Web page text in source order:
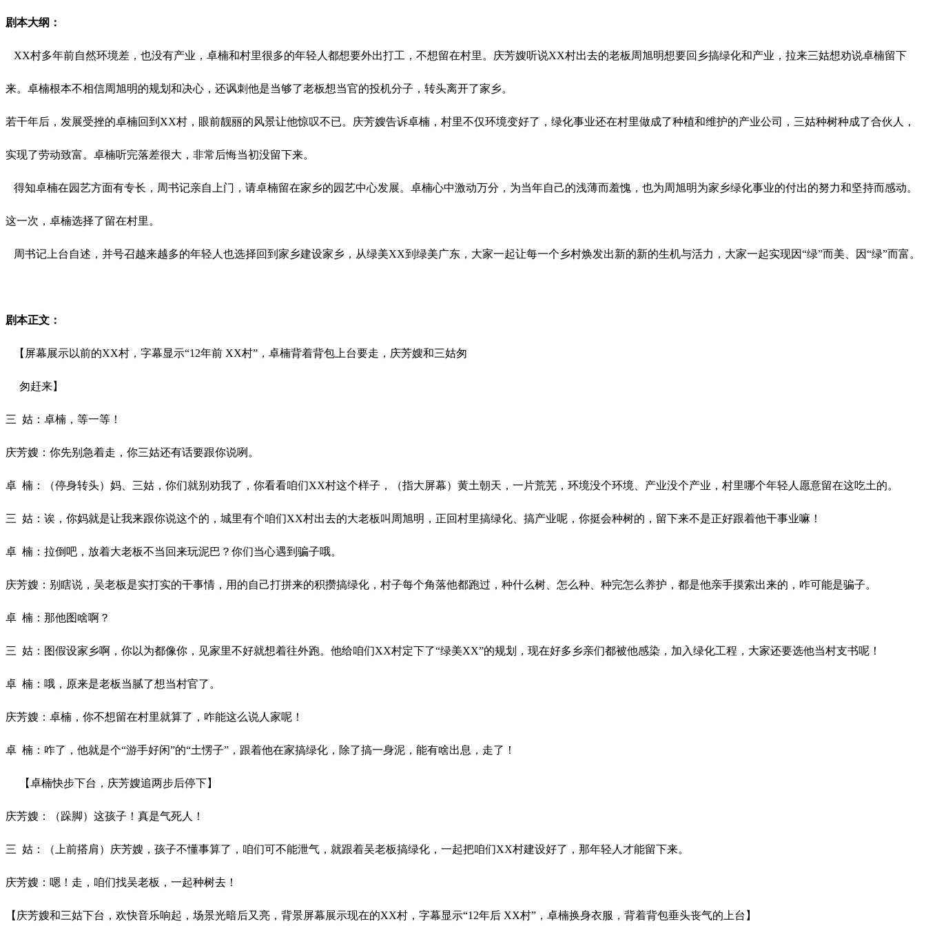
剧本大纲：
XX村多年前自然环境差，也没有产业，卓楠和村里很多的年轻人都想要外出打工，不想留在村里。庆芳嫂听说XX村出去的老板周旭明想要回乡搞绿化和产业，拉来三姑想劝说卓楠留下
来。卓楠根本不相信周旭明的规划和决心，还讽刺他是当够了老板想当官的投机分子，转头离开了家乡。
若干年后，发展受挫的卓楠回到XX村，眼前靓丽的风景让他惊叹不已。庆芳嫂告诉卓楠，村里不仅环境变好了，绿化事业还在村里做成了种植和维护的产业公司，三姑种树种成了合伙人，
实现了劳动致富。卓楠听完落差很大，非常后悔当初没留下来。
得知卓楠在园艺方面有专长，周书记亲自上门，请卓楠留在家乡的园艺中心发展。卓楠心中激动万分，为当年自己的浅薄而羞愧，也为周旭明为家乡绿化事业的付出的努力和坚持而感动。
这一次，卓楠选择了留在村里。
周书记上台自述，并号召越来越多的年轻人也选择回到家乡建设家乡，从绿美XX到绿美广东，大家一起让每一个乡村焕发出新的新的生机与活力，大家一起实现因“绿”而美、因“绿”而富。
剧本正文：
【屏幕展示以前的XX村，字幕显示“12年前 XX村”，卓楠背着背包上台要走，庆芳嫂和三姑匆
匆赶来】
三 姑：卓楠，等一等！
庆芳嫂：你先别急着走，你三姑还有话要跟你说咧。
卓 楠：（停身转头）妈、三姑，你们就别劝我了，你看看咱们XX村这个样子，（指大屏幕）黄土朝天，一片荒芜，环境没个环境、产业没个产业，村里哪个年轻人愿意留在这吃土的。
三 姑：诶，你妈就是让我来跟你说这个的，城里有个咱们XX村出去的大老板叫周旭明，正回村里搞绿化、搞产业呢，你挺会种树的，留下来不是正好跟着他干事业嘛！
卓 楠：拉倒吧，放着大老板不当回来玩泥巴？你们当心遇到骗子哦。
庆芳嫂：别瞎说，吴老板是实打实的干事情，用的自己打拼来的积攒搞绿化，村子每个角落他都跑过，种什么树、怎么种、种完怎么养护，都是他亲手摸索出来的，咋可能是骗子。
卓 楠：那他图啥啊？
三 姑：图假设家乡啊，你以为都像你，见家里不好就想着往外跑。他给咱们XX村定下了“绿美XX”的规划，现在好多乡亲们都被他感染，加入绿化工程，大家还要选他当村支书呢！
卓 楠：哦，原来是老板当腻了想当村官了。
庆芳嫂：卓楠，你不想留在村里就算了，咋能这么说人家呢！
卓 楠：咋了，他就是个“游手好闲”的“土愣子”，跟着他在家搞绿化，除了搞一身泥，能有啥出息，走了！
【卓楠快步下台，庆芳嫂追两步后停下】
庆芳嫂：（跺脚）这孩子！真是气死人！
三 姑：（上前搭肩）庆芳嫂，孩子不懂事算了，咱们可不能泄气，就跟着吴老板搞绿化，一起把咱们XX村建设好了，那年轻人才能留下来。
庆芳嫂：嗯！走，咱们找吴老板，一起种树去！
【庆芳嫂和三姑下台，欢快音乐响起，场景光暗后又亮，背景屏幕展示现在的XX村，字幕显示“12年后 XX村”，卓楠换身衣服，背着背包垂头丧气的上台】